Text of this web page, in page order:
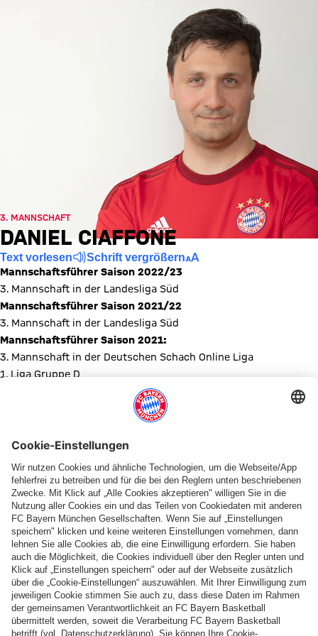
3. MANNSCHAFT
DANIEL CIAFFONE
Text vorlesen Schrift vergrößern
Mannschaftsführer Saison 2022/23
3. Mannschaft in der Landesliga Süd
Mannschaftsführer Saison 2021/22
3. Mannschaft in der Landesliga Süd
Mannschaftsführer Saison 2021:
3. Mannschaft in der Deutschen Schach Online Liga
1. Liga Gruppe D
FCB E.V.